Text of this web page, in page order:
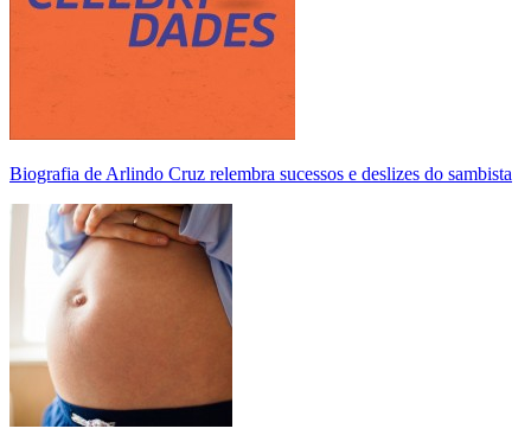
Biografia de Arlindo Cruz relembra sucessos e deslizes do sambista